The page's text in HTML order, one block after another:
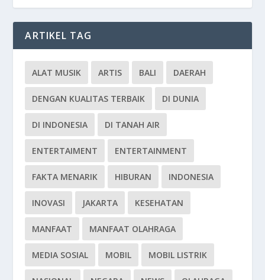
ARTIKEL TAG
ALAT MUSIK ARTIS BALI DAERAH
DENGAN KUALITAS TERBAIK DI DUNIA
DI INDONESIA DI TANAH AIR
ENTERTAIMENT ENTERTAINMENT
FAKTA MENARIK HIBURAN INDONESIA
INOVASI JAKARTA KESEHATAN
MANFAAT MANFAAT OLAHRAGA
MEDIA SOSIAL MOBIL MOBIL LISTRIK